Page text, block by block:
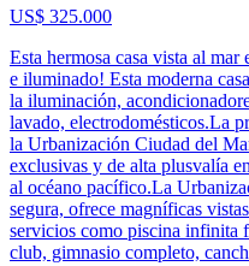
US$ 325.000
Esta hermosa casa vista al
e iluminado! Esta moderna
la iluminación,
lavado, electrodomésticos.La
la Urbanización Ciudad del
exclusivas y de alta plusvalía
al océano pacífico.La
segura, ofrece magníficas
servicios como piscina infinita
club, gimnasio completo,